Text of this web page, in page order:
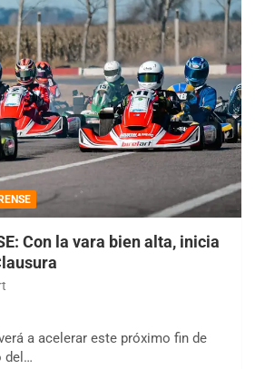
Con la vara bien alta, inicia
a acelerar este próximo fin de
del…